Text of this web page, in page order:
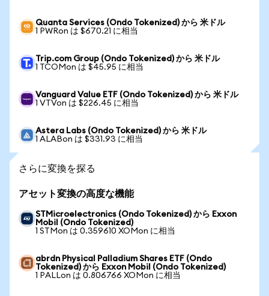
Quanta Services (Ondo Tokenized) から 米ドル
1 PWRon は $670.21 に相当
Trip.com Group (Ondo Tokenized) から 米ドル
1 TCOMon は $45.95 に相当
Vanguard Value ETF (Ondo Tokenized) から 米ドル
1 VTVon は $226.45 に相当
Astera Labs (Ondo Tokenized) から 米ドル
1 ALABon は $331.93 に相当
さらに変換を探る
アセット変換の高度な機能
STMicroelectronics (Ondo Tokenized) から Exxon
Mobil (Ondo Tokenized)
1 STMon は 0.359610 XOMon に相当
abrdn Physical Palladium Shares ETF (Ondo
Tokenized) から Exxon Mobil (Ondo Tokenized)
1 PALLon は 0.806766 XOMon に相当